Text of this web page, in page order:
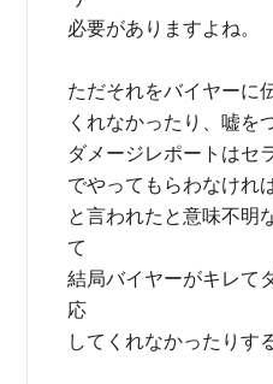
必要がありますよね。
ただそれをバイヤーに
くれなかったり、嘘を
ダメージレポートはセ
でやってもらわなけれ
と言われたと意味不明
て
結局バイヤーがキレて
応
してくれなかったりす